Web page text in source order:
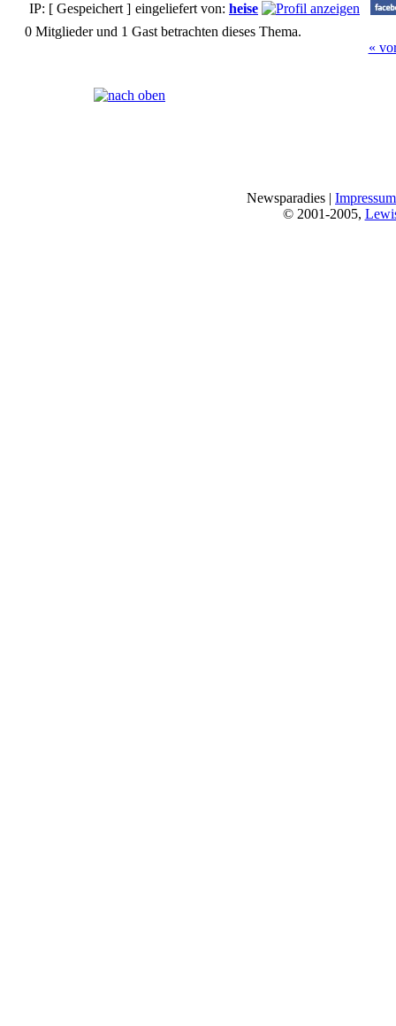
IP: [ Gespeichert ] eingeliefert von: heise
0 Mitglieder und 1 Gast betrachten dieses Thema.
«
Newsparadies | Impressum
© 2001-2005,